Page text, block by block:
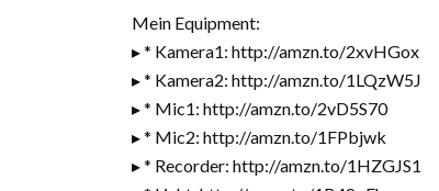
Mein Equipment:
▸ * Kamera1: http://amzn.to/2xvHGox
▸ * Kamera2: http://amzn.to/1LQzW5J
▸ * Mic1: http://amzn.to/2vD5S70
▸ * Mic2: http://amzn.to/1FPbjwk
▸ * Recorder: http://amzn.to/1HZGJS1